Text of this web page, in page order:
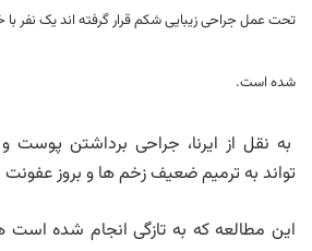
تحت عمل جراحی زیبایی شکم قرار گرفته اند یک نفر
شده است.
به نقل از ایرنا، جراحی برداشتن
تواند به ترمیم ضعیف زخم ها و بروز
این مطالعه که به تازگی انجام شده